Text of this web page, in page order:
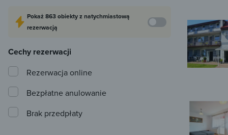
Pokaż863 obiektyz natychmiastową
rezerwacją
Cechy rezerwacji
Rezerwacja online
Bezpłatne anulowanie
Brak przedpłaty